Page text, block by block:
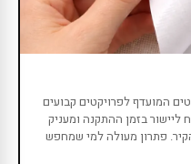
המועדף לפרויקטים קבועים
ליישור בזמן ההתקנה ומעניק
פתרון מעולה למי שמחפש